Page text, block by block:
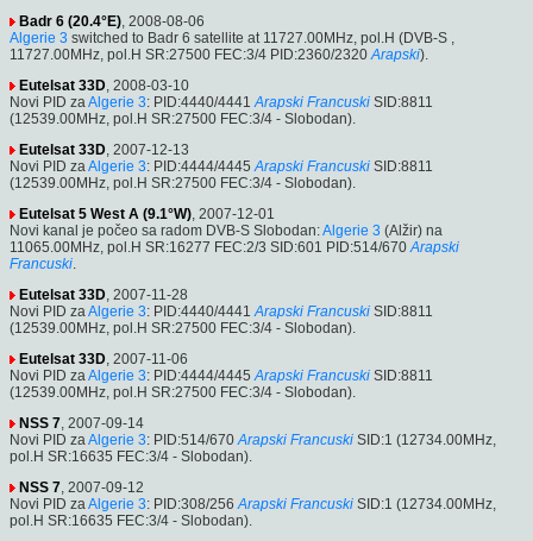
Badr 6 (20.4°E) , 2008-08-06
Algerie 3 switched to Badr 6 satellite at 11727.00MHz, pol.H (DVB-S ,
11727.00MHz, pol.H SR:27500 FEC:3/4 PID:2360/2320 Arapski).
Eutelsat 33D , 2008-03-10
Novi PID za Algerie 3: PID:4440/4441 Arapski Francuski SID:8811
(12539.00MHz, pol.H SR:27500 FEC:3/4 - Slobodan).
Eutelsat 33D , 2007-12-13
Novi PID za Algerie 3: PID:4444/4445 Arapski Francuski SID:8811
(12539.00MHz, pol.H SR:27500 FEC:3/4 - Slobodan).
Eutelsat 5 West A (9.1°W) , 2007-12-01
Novi kanal je počeo sa radom DVB-S Slobodan:Algerie 3 (Alžir) na
11065.00MHz, pol.H SR:16277 FEC:2/3 SID:601 PID:514/670 Arapski
Francuski
Eutelsat 33D , 2007-11-28
Novi PID za Algerie 3: PID:4440/4441 Arapski Francuski SID:8811
(12539.00MHz, pol.H SR:27500 FEC:3/4 - Slobodan).
Eutelsat 33D , 2007-11-06
Novi PID za Algerie 3: PID:4444/4445 Arapski Francuski SID:8811
(12539.00MHz, pol.H SR:27500 FEC:3/4 - Slobodan).
NSS 7 , 2007-09-14
Novi PID za Algerie 3: PID:514/670 Arapski Francuski SID:1 (12734.00MHz,
pol.H SR:16635 FEC:3/4 - Slobodan).
NSS 7 , 2007-09-12
Novi PID za Algerie 3: PID:308/256 Arapski Francuski SID:1 (12734.00MHz,
pol.H SR:16635 FEC:3/4 - Slobodan).